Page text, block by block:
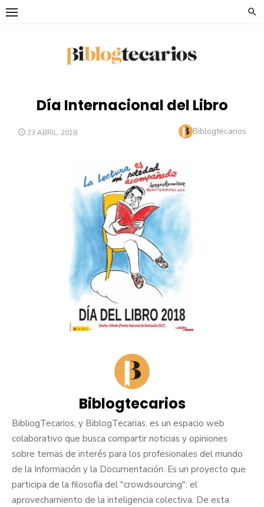
Saltar
Día Internacional del Libro
PUBLICADO
23 ABRIL, 2018 Autor
Biblogtecarios
Biblogtecarios
BibliogTecarios, y BiblogTecarias, es un espacio web
colaborativo que busca compartir noticias y opiniones
sobre temas de interés para los profesionales del mundo
de la Información y la Documentación. Es un proyecto que
participa de la filosofía del "crowdsourcing": el
aprovechamiento de la inteligencia colectiva. De esta